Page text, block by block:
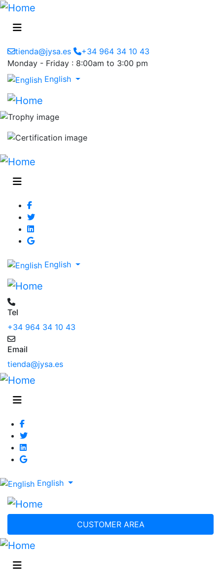
tienda@jysa.es
+34 964 34 10 43
Monday - Friday : 8:00am to 3:00 pm
English
English
Tel
+34 964 34 10 43
Email
tienda@jysa.es
English
CUSTOMER AREA